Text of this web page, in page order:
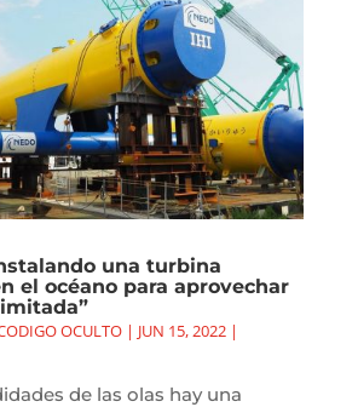
una turbina
el océano para aprovechar
OCULTO| JUN 15, 2022|
de las olas hay una